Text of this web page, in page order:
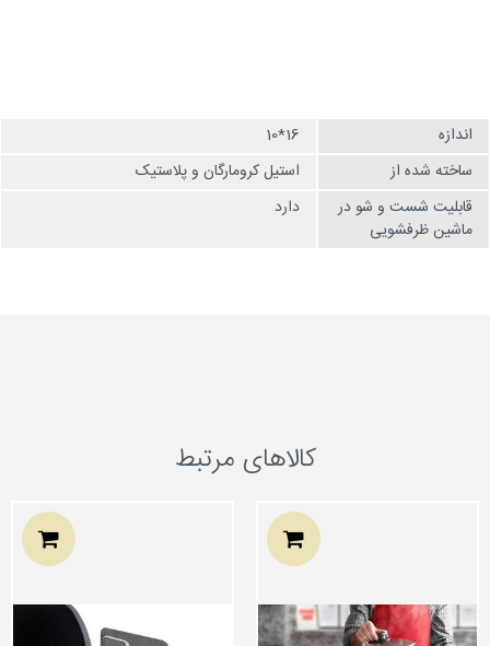
اندازه
ساخته شده از
استیل کرومارگان و پلاستیک
قابلیت شست و شو در
ماشین ظرفشویی
دارد
کالاهای مرتبط